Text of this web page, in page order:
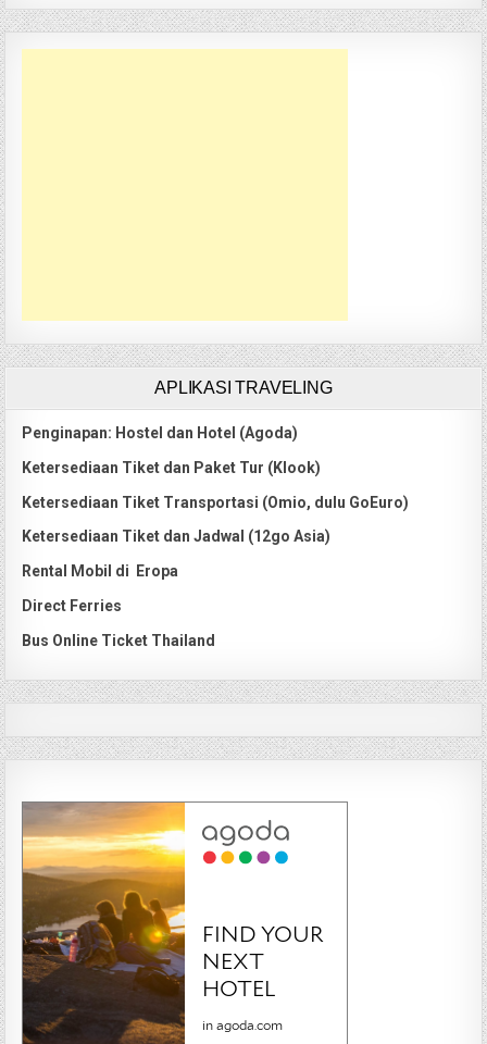
APLIKASI TRAVELING
Penginapan: Hostel dan Hotel (Agoda)
Ketersediaan Tiket dan Paket Tur (Klook)
Ketersediaan Tiket Transportasi (Omio, dulu GoEuro)
Ketersediaan Tiket dan Jadwal (12go Asia)
Rental Mobil di Eropa
Direct Ferries
Bus Online Ticket Thailand